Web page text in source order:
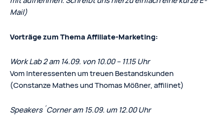
Mail)
Vorträge zum Thema Affiliate-Marketing:
Work Lab 2 am 14.09. von 10.00 – 11.15 Uhr
Vom Interessenten um treuen Bestandskunden
(Constanze Mathes und Thomas Mößner, affilinet)
Speakers´Corner am 15.09. um 12.00 Uhr